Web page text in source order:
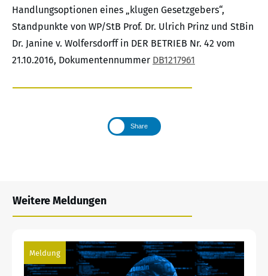
Handlungsoptionen eines „klugen Gesetzgebers“,
Standpunkte von WP/StB Prof. Dr. Ulrich Prinz und StBin
Dr. Janine v. Wolfersdorff in DER BETRIEB Nr. 42 vom
21.10.2016, Dokumentennummer DB1217961
Share
Weitere Meldungen
Meldung